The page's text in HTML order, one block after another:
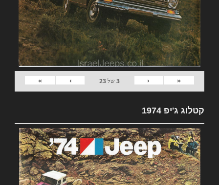
«
‹
3של23
›
»
קטלוג ג'יפ 1974